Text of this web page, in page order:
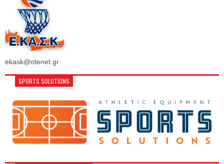
ekask@otenet.gr
SPORTS SOLUTIONS